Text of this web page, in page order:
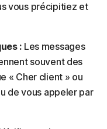
vous précipitiez et
: Les messages
souvent des
« Cher client » ou
de vous appeler par